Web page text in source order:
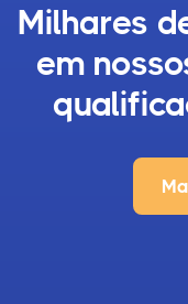
Milhares
em